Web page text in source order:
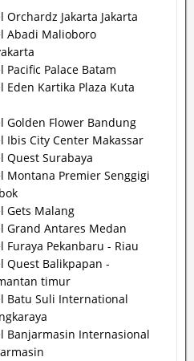
Orchardz Jakarta Jakarta
Abadi Malioboro
Pacific Palace Batam
Eden Kartika Plaza Kuta
Golden Flower Bandung
Ibis City Center Makassar
Quest Surabaya
Montana Premier Senggigi
Gets Malang
Grand Antares Medan
Furaya Pekanbaru - Riau
Quest Balikpapan -
timur
Batu Suli International
Banjarmasin Internasional